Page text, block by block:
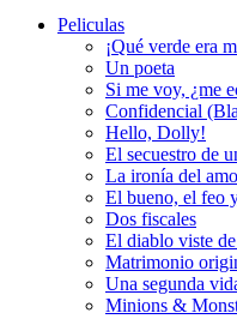
Peliculas
¡Qué verde era
Un poeta
Si me voy, ¿me
Confidencial
Hello, Dolly!
El secuestro de
La ironía del
El bueno, el feo
Dos fiscales
El diablo viste
Matrimonio
Una segunda
Minions &